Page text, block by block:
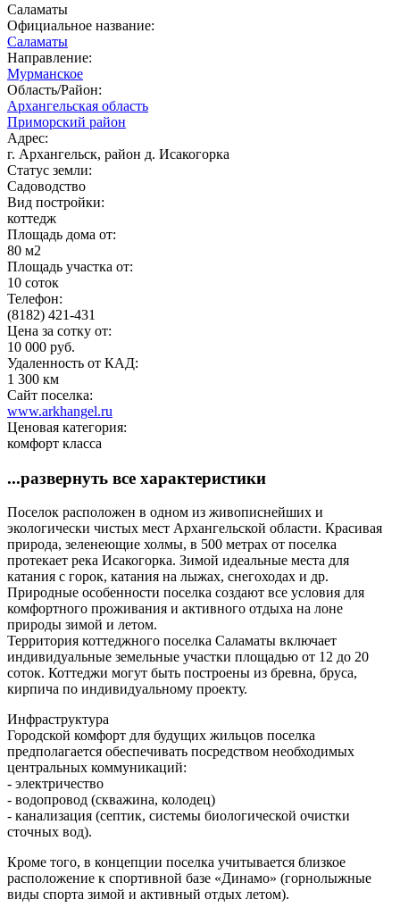
Саламаты
Официальное название:
Саламаты
Направление:
Мурманское
Область/Район:
Архангельская область
Приморский район
Адрес:
г. Архангельск, район д. Исакогорка
Статус земли:
Садоводство
Вид постройки:
коттедж
Площадь дома от:
80 м2
Площадь участка от:
10 соток
Телефон:
(8182) 421-431
Цена за сотку от:
10 000 руб.
Удаленность от КАД:
1 300 км
Сайт поселка:
www.arkhangel.ru
Ценовая категория:
комфорт класса
...развернуть все характеристики
Поселок расположен в одном из живописнейших и
экологически чистых мест Архангельской области. Красивая
природа, зеленеющие холмы, в 500 метрах от поселка
протекает река Исакогорка. Зимой идеальные места для
катания с горок, катания на лыжах, снегоходах и др.
Природные особенности поселка создают все условия для
комфортного проживания и активного отдыха на лоне
природы зимой и летом.
Территория коттеджного поселка Саламаты включает
индивидуальные земельные участки площадью от 12 до 20
соток. Коттеджи могут быть построены из бревна, бруса,
кирпича по индивидуальному проекту.
Инфраструктура
Городской комфорт для будущих жильцов поселка
предполагается обеспечивать посредством необходимых
центральных коммуникаций:
- электричество
- водопровод (скважина, колодец)
- канализация (септик, системы биологической очистки
сточных вод).
Кроме того, в концепции поселка учитывается близкое
расположение к спортивной базе «Динамо» (горнолыжные
виды спорта зимой и активный отдых летом).